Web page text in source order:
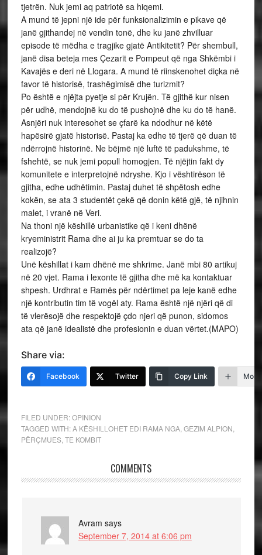
tjetrën. Nuk jemi aq patriotë sa hiqemi.
A mund të jepni një ide për funksionalizimin e pikave që
janë gjithandej në vendin tonë, dhe ku janë zhvilluar
episode të mëdha e tragjike gjatë Antikitetit? Për shembull,
janë disa beteja mes Çezarit e Pompeut që nga Shkëmbi i
Kavajës e deri në Llogara. A mund të riinskenohet diçka në
favor të historisë, trashëgimisë dhe turizmit?
Po është e njëjta pyetje si për Krujën. Të gjithë kur nisen
për udhë, mendojnë ku do të pushojnë dhe ku do të hanë.
Asnjëri nuk interesohet se çfarë ka ndodhur në këtë
hapësirë gjatë historisë. Pastaj ka edhe të tjerë që duan të
ndërrojnë historinë. Ne bëjmë një luftë të padukshme, të
fshehtë, se nuk jemi popull homogjen. Të njëjtin fakt dy
komunitete e interpretojnë ndryshe. Kjo i vështirëson të
gjitha, edhe udhëtimin. Pastaj duhet të shpëtosh edhe
kokën, se ata 3 studentët çekë që donin këtë gjë, të njihnin
malet, i vranë në Veri.
Na thoni një këshillë urbanistike që i keni dhënë
kryeministrit Rama dhe ai ju ka premtuar se do ta
realizojë?
Unë këshillat i kam dhënë me shkrime. Janë mbi 80 artikuj
në 20 vjet. Rama i lexonte të gjitha dhe më ka kontaktuar
shpesh. Urdhrat e Ramës për ndërtimet pa leje kanë edhe
një kontributin tim të vogël aty. Rama është një njëri që di
të vlerësojë dhe respektojë çdo njeri që punon, sidomos
ata që janë idealistë dhe profesionin e duan vërtet.(MAPO)
Share via:
Facebook Twitter Copy Link More
FILED UNDER:OPINION
TAGGED WITH:A KËSHILLOHET EDI RAMA NGA, GEZIM ALPION
PËRÇMUES, TE KOMBIT
COMMENTS
Avram says
September 7, 2014 at 6:06 pm